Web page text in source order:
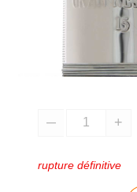
rupture définitive